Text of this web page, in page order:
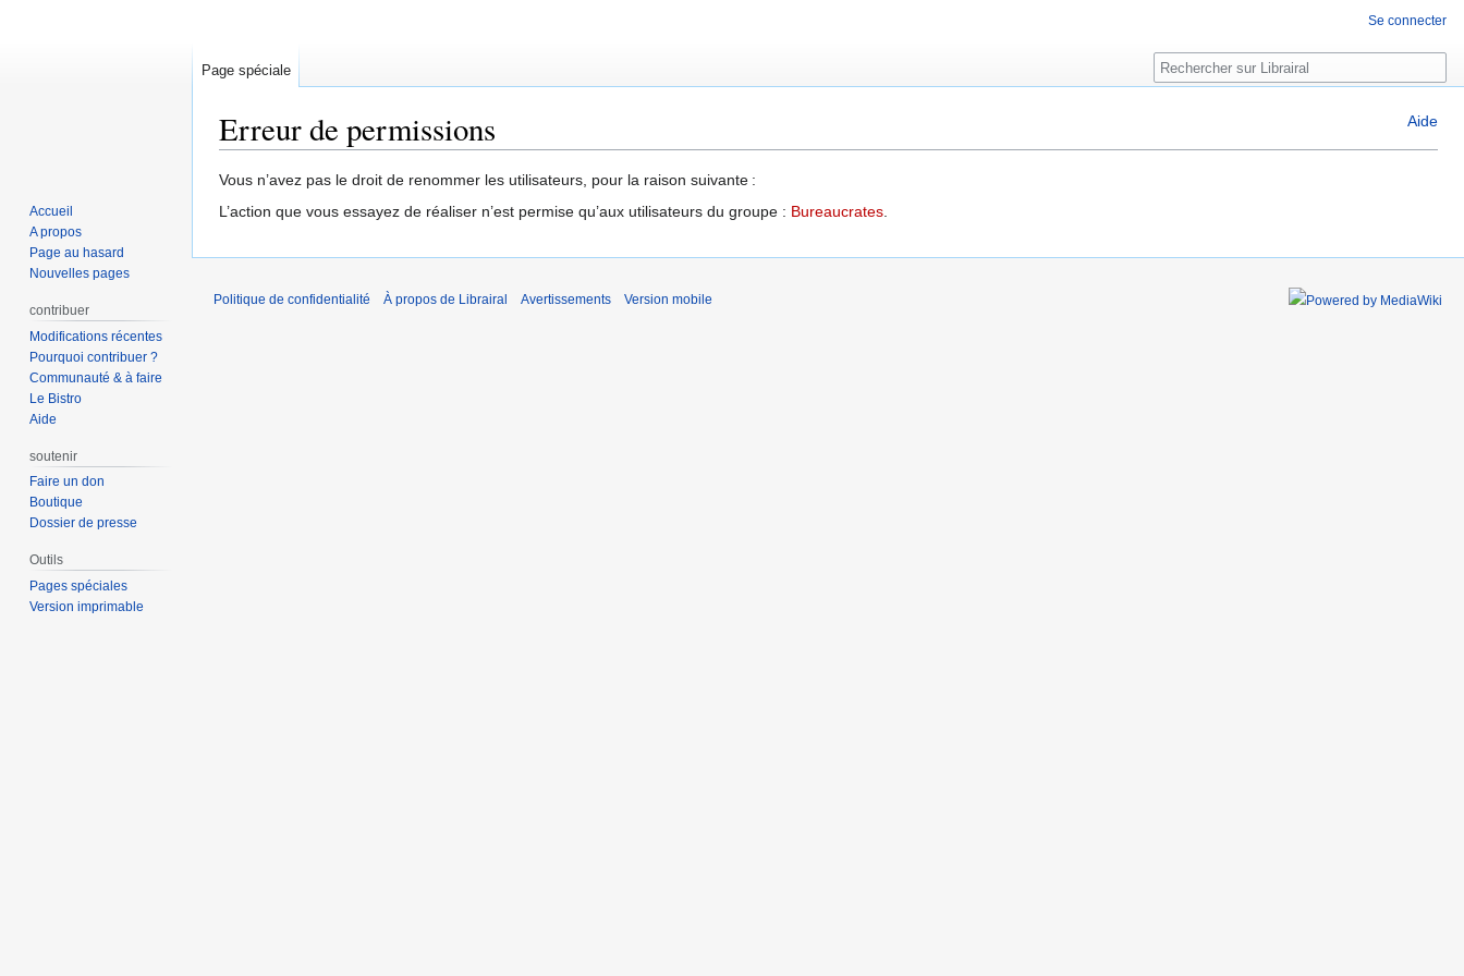
Aide
Erreur de permissions
Aller
à
Aller
à
Vous n’avez pas le droit de renommer les utilisateurs, pour la raison suivante :
L’action que vous essayez de réaliser n’est permise qu’aux utilisateurs du groupe : Bureaucrates.
Se connecter
Page spéciale Rechercher
Accueil
A propos
Page au hasard
Nouvelles pages
contribuer
Modifications récentes
Pourquoi contribuer ?
Communauté & à faire
Le Bistro
Aide
soutenir
Faire un don
Boutique
Dossier de presse
Outils
Pages spéciales
Version imprimable
Politique de confidentialité À propos de Librairal Avertissements Version mobile